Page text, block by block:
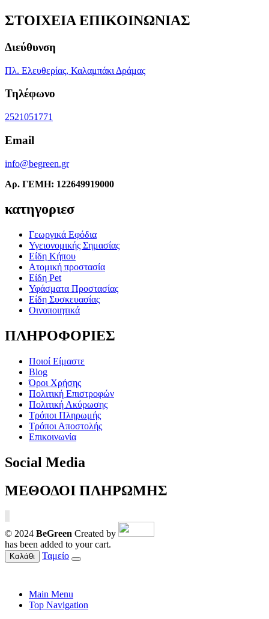
ΣΤΟΙΧΕΙΑ ΕΠΙΚΟΙΝΩΝΙΑΣ
Διεύθυνση
Πλ. Ελευθερίας, Καλαμπάκι Δράμας
Τηλέφωνο
2521051771
Email
info@begreen.gr
Αρ. ΓΕΜΗ: 122649919000
κατηγοριεσ
Γεωργικά Εφόδια
Υγειονομικής Σημασίας
Είδη Κήπου
Ατομική προστασία
Είδη Pet
Υφάσματα Προστασίας
Είδη Συσκευασίας
Οινοποιητικά
ΠΛΗΡΟΦΟΡΙΕΣ
Ποιοί Είμαστε
Blog
Όροι Χρήσης
Πολιτική Επιστροφών
Πολιτική Ακύρωσης
Τρόποι Πληρωμής
Τρόποι Αποστολής
Επικοινωνία
Social Media
ΜΕΘΟΔΟΙ ΠΛΗΡΩΜΗΣ
© 2024 BeGreen Created by
has been added to your cart.
Καλάθι Ταμείο
Main Menu
Top Navigation